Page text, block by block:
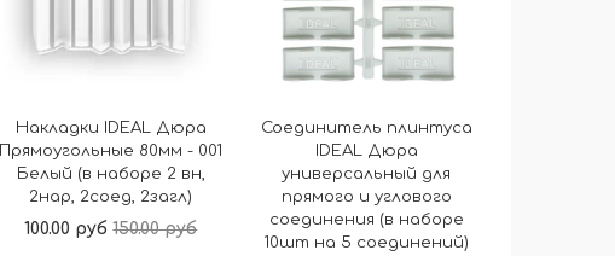
Накладки IDEAL Дюра
Прямоугольные 80мм - 001
Белый (в наборе 2 вн,
2нар, 2соед, 2загл)
100.00 руб 150.00 руб
Соединитель плинтуса
IDEAL Дюра
универсальный для
прямого и углового
соединения (в наборе
10шт на 5 соединений)